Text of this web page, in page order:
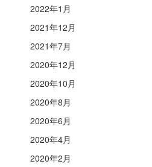
2022年1月
2021年12月
2021年7月
2020年12月
2020年10月
2020年8月
2020年6月
2020年4月
2020年2月